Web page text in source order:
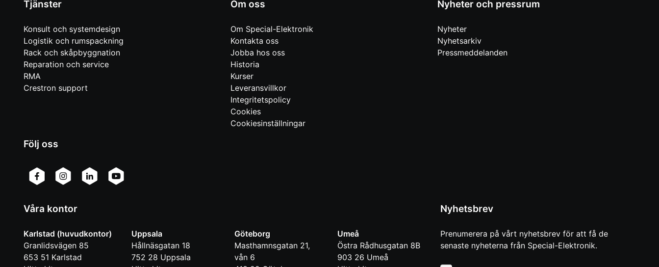
Tjänster
Konsult och systemdesign
Logistik och rumspackning
Rack och skåpbyggnation
Reparation och service
RMA
Crestron support
Om oss
Om Special-Elektronik
Kontakta oss
Jobba hos oss
Historia
Kurser
Leveransvillkor
Integritetspolicy
Cookies
Cookiesinställningar
Nyheter och pressrum
Nyheter
Nyhetsarkiv
Pressmeddelanden
Följ oss
Våra kontor
Karlstad (huvudkontor)
Granlidsvägen 85
653 51 Karlstad
Uppsala
Hållnäsgatan 18
752 28 Uppsala
Göteborg
Masthamnsgatan 21,
vån 6
Umeå
Östra Rådhusgatan 8B
903 26 Umeå
Nyhetsbrev
Prenumerera på vårt nyhetsbrev för att få de
senaste nyheterna från Special-Elektronik.